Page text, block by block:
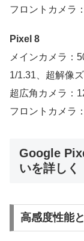
フロントカメラ
Pixel 8
メインカメラ：
1/1.31、超解像
超広角カメラ：
フロントカメラ
Google
いを詳しく
高感度性能